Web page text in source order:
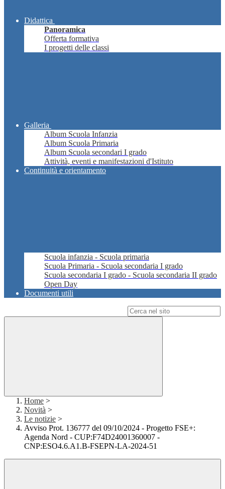
Didattica
Panoramica
Offerta formativa
I progetti delle classi
Galleria
Album Scuola Infanzia
Album Scuola Primaria
Album Scuola secondari I grado
Attività, eventi e manifestazioni d'Istituto
Continuità e orientamento
Scuola infanzia - Scuola primaria
Scuola Primaria - Scuola secondaria I grado
Scuola secondaria I grado - Scuola secondaria II grado
Open Day
Documenti utili
Home >
Novità >
Le notizie >
Avviso Prot. 136777 del 09/10/2024 - Progetto FSE+:
Agenda Nord - CUP:F74D24001360007 -
CNP:ESO4.6.A1.B-FSEPN-LA-2024-51